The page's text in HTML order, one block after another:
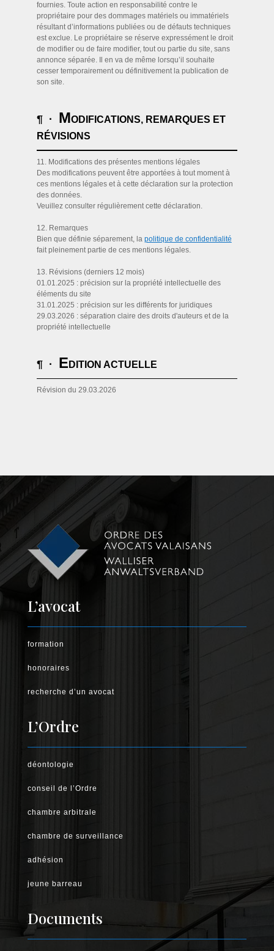
fournies. Toute action en responsabilité contre le
propriétaire pour des dommages matériels ou immatériels
résultant d’informations publiées ou de défauts techniques
est exclue. Le propriétaire se réserve expressément le droit
de modifier ou de faire modifier, tout ou partie du site, sans
annonce séparée. Il en va de même lorsqu’il souhaite
cesser temporairement ou définitivement la publication de
son site.
¶ · MODIFICATIONS, REMARQUES ET
RÉVISIONS
11. Modifications des présentes mentions légales
Des modifications peuvent être apportées à tout moment à
ces mentions légales et à cette déclaration sur la protection
des données.
Veuillez consulter régulièrement cette déclaration.
12. Remarques
Bien que définie séparement, la politique de confidentialité
fait pleinement partie de ces mentions légales.
13. Révisions (derniers 12 mois)
01.01.2025 : précision sur la propriété intellectuelle des
éléments du site
31.01.2025 : précision sur les différents for juridiques
29.03.2026 : séparation claire des droits d'auteurs et de la
propriété intellectuelle
¶ · E DITION ACTUELLE
Révision du 29.03.2026
L’avocat
formation
honoraires
recherche d’un avocat
L’Ordre
déontologie
conseil de l’Ordre
chambre arbitrale
chambre de surveillance
adhésion
jeune barreau
Documents